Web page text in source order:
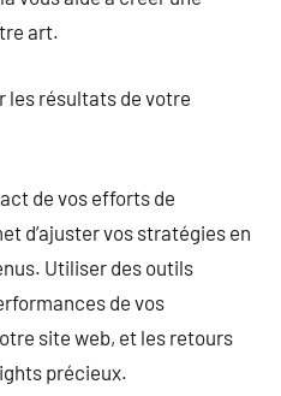
art.
les résultats de votre
de vos efforts de
d’ajuster vos stratégies en
Utiliser des outils
de vos
site web, et les retours
précieux.